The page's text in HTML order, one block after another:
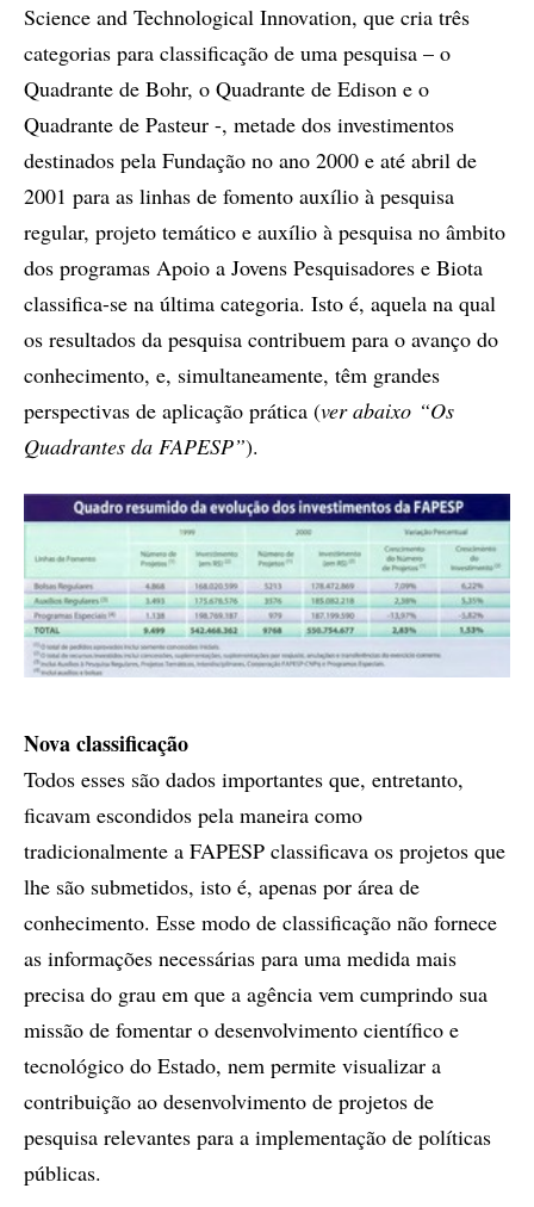
Science and Technological Innovation, que cria três
categorias para classificação de uma pesquisa – o
Quadrante de Bohr, o Quadrante de Edison e o
Quadrante de Pasteur -, metade dos investimentos
destinados pela Fundação no ano 2000 e até abril de
2001 para as linhas de fomento auxílio à pesquisa
regular, projeto temático e auxílio à pesquisa no âmbito
dos programas Apoio a Jovens Pesquisadores e Biota
classifica-se na última categoria. Isto é, aquela na qual
os resultados da pesquisa contribuem para o avanço do
conhecimento, e, simultaneamente, têm grandes
perspectivas de aplicação prática (ver abaixo “Os
Quadrantes da FAPESP”).
Nova classificação
Todos esses são dados importantes que, entretanto,
ficavam escondidos pela maneira como
tradicionalmente a FAPESP classificava os projetos que
lhe são submetidos, isto é, apenas por área de
conhecimento. Esse modo de classificação não fornece
as informações necessárias para uma medida mais
precisa do grau em que a agência vem cumprindo sua
missão de fomentar o desenvolvimento científico e
tecnológico do Estado, nem permite visualizar a
contribuição ao desenvolvimento de projetos de
pesquisa relevantes para a implementação de políticas
públicas.